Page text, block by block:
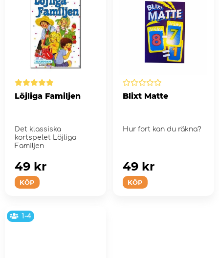
Löjliga Familjen
Det klassiska
kortspelet Löjliga
Familjen
KÖP
49 kr
Blixt Matte
Hur fort kan du räkna?
KÖP
49 kr
1-4